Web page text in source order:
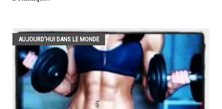
AUJOURD'HUI DANS LE MONDE